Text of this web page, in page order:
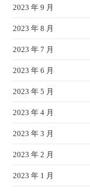
2023 年 9 月
2023 年 8 月
2023 年 7 月
2023 年 6 月
2023 年 5 月
2023 年 4 月
2023 年 3 月
2023 年 2 月
2023 年 1 月